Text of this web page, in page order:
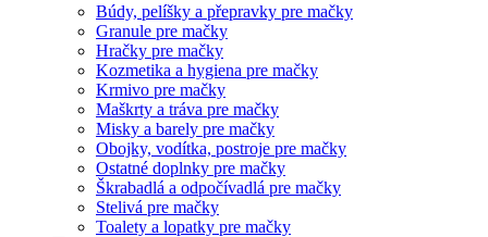
Búdy, pelíšky a přepravky pre mačky
Granule pre mačky
Hračky pre mačky
Kozmetika a hygiena pre mačky
Krmivo pre mačky
Maškrty a tráva pre mačky
Misky a barely pre mačky
Obojky, vodítka, postroje pre mačky
Ostatné doplnky pre mačky
Škrabadlá a odpočívadlá pre mačky
Stelivá pre mačky
Toalety a lopatky pre mačky